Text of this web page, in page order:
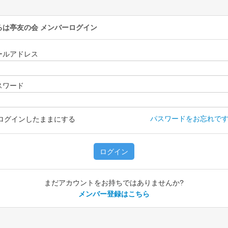
は亭友の会 メンバーログイン
ルアドレス
ワード
グインしたままにする パスワードをお忘れで
ログイン
まだアカウントをお持ちではありませんか?
メンバー登録はこちら